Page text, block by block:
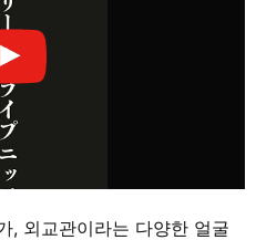
, 외교관이라는 다양한 얼굴